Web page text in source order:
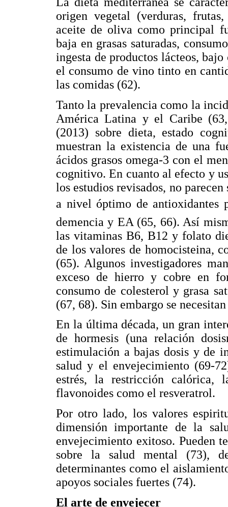
origen vegetal (verduras,
aceite de oliva como principal
baja en grasas saturadas,
ingesta de productos lácteos,
el consumo de vino tinto en
las comidas (62).
Tanto la prevalencia como la
América Latina y el Caribe
(2013) sobre dieta, estado
muestran la existencia de una
ácidos grasos omega-3 con el
cognitivo. En cuanto al efecto y
los estudios revisados, no
a nivel óptimo de
demencia y EA (65, 66). Así
las vitaminas B6, B12 y folato
de los valores de homocisteina,
(65). Algunos investigadores
exceso de hierro y cobre en
consumo de colesterol y grasa
(67, 68). Sin embargo se
En la última década, un gran
de hormesis (una relación
estimulación a bajas dosis y de
salud y el envejecimiento (69-
estrés, la restricción
flavonoides como el resveratrol.
Por otro lado, los valores
dimensión importante de la
envejecimiento exitoso. Pueden
sobre la salud mental (73),
determinantes como el
apoyos sociales fuertes (74).
El arte de envejecer